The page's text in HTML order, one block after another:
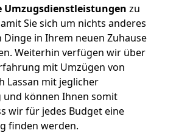
Umzugsdienstleistungen zu
Sie sich um nichts anderes
Dinge in Ihrem neuen Zuhause
Weiterhin verfügen wir über
mit Umzügen von
Lassan mit jeglicher
können Ihnen somit
wir für jedes Budget eine
finden werden.